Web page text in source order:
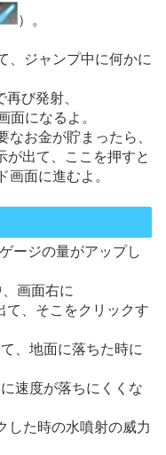
）。
、ジャンプ中に何かに
び発射、
面になるよ。
なお金が貯まったら、
が出て、ここを押すと
画面に進むよ。
ージの量がアップし
画面右に
て、そこをクリックす
、地面に落ちた時に
速度が落ちにくくな
した時の水噴射の威力